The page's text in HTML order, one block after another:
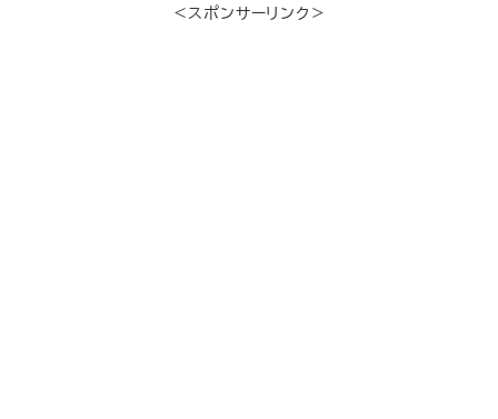
＜スポンサーリンク＞